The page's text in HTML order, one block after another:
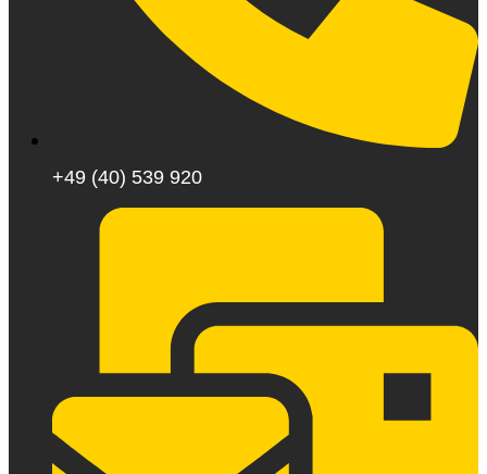
+49 (40) 539 920